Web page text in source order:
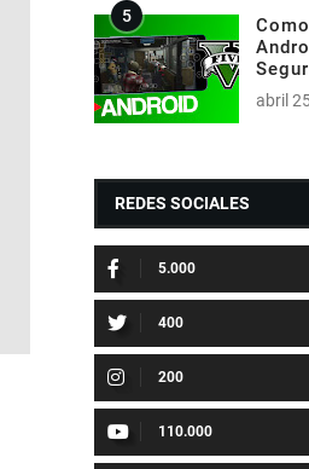
abril
REDES SOCIALES
5.000
400
200
110.000